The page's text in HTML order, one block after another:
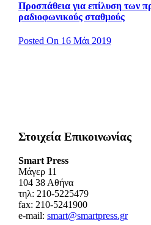
Προσπάθεια για επίλυση των
ραδιοφωνικούς σταθμούς
Posted On 16 Μάι 2019
Στοιχεία Επικοινωνίας
Smart Press
Mάγερ 11
104 38 Αθήνα
τηλ: 210-5225479
fax: 210-5241900
e-mail: smart@smartpress.gr